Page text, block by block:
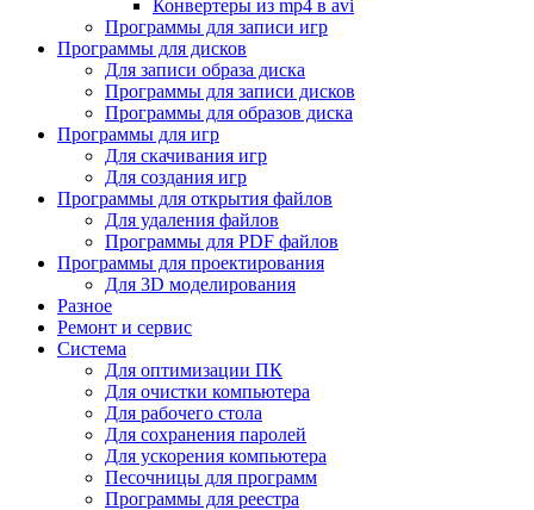
Конвертеры из mp4 в avi
Программы для записи игр
Программы для дисков
Для записи образа диска
Программы для записи дисков
Программы для образов диска
Программы для игр
Для скачивания игр
Для создания игр
Программы для открытия файлов
Для удаления файлов
Программы для PDF файлов
Программы для проектирования
Для 3D моделирования
Разное
Ремонт и сервис
Система
Для оптимизации ПК
Для очистки компьютера
Для рабочего стола
Для сохранения паролей
Для ускорения компьютера
Песочницы для программ
Программы для реестра